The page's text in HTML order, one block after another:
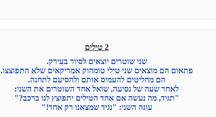
2 טילים
שני שוטרים יוצאים לסיור בעירק.
פתאום הם מוצאים שני טילי טומהוק אמריקאים שלא התפוצצו.
הם מחליטים להעמיס אותם ולהסיעם לתחנה.
לאחר שעה של נסיעה, שואל אחד השוטרים את השני:
"תגיד, מה נעשה אם אחד הטילים יתפוצץ לנו ברכב?"
עונה השני: "נגיד שמצאנו רק אחד!"